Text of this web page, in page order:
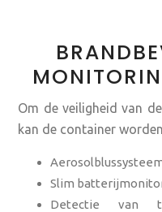
Om de veiligheid van
kan de container
Slim
Detectie van